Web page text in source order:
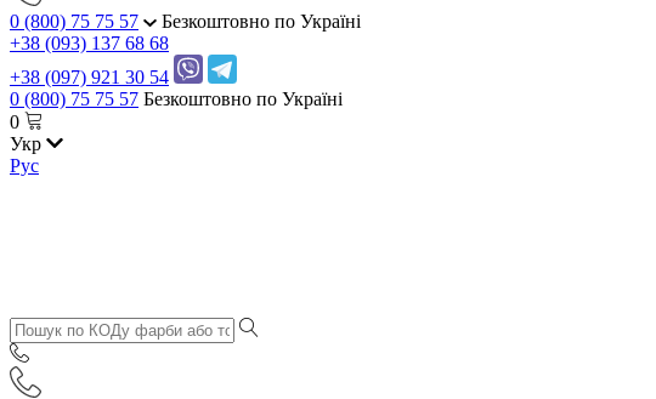
0 (800) 75 75 57
Безкоштовно по Україні
+38 (093) 137 68 68
+38 (097) 921 30 54
0 (800) 75 75 57 Безкоштовно по Україні
0
Укр
Рус